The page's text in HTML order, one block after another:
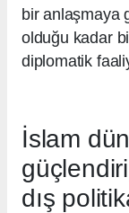
bir anlaşmaya
olduğu kadar
diplomatik
İslam
dış